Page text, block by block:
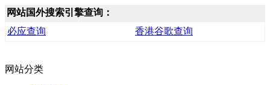
网站国外搜索引擎查询：
必应查询
香港谷歌查询
网站分类